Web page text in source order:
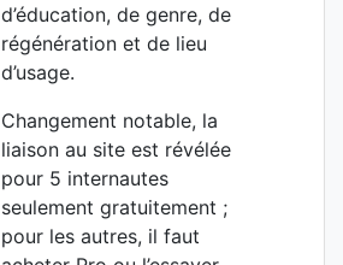
d’éducation, de genre, de
régénération et de lieu
d’usage.
Changement notable, la
liaison au site est révélée
pour 5 internautes
seulement gratuitement ;
pour les autres, il faut